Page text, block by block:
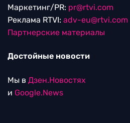
Маркетинг/PR: pr@rtvi.com
Реклама RTVI: adv-eu@rtvi.com
Партнерские материалы
Достойные новости
Мы в Дзен.Новостях
и Google.News